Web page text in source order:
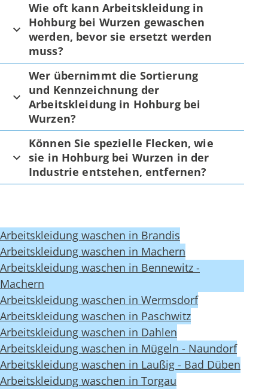
Wie oft kann Arbeitskleidung in
Hohburg bei Wurzen gewaschen
werden, bevor sie ersetzt werden
muss?
Wer übernimmt die Sortierung
und Kennzeichnung der
Arbeitskleidung in Hohburg bei
Wurzen?
Können Sie spezielle Flecken, wie
sie in Hohburg bei Wurzen in der
Industrie entstehen, entfernen?
Arbeitskleidung waschen in Brandis
Arbeitskleidung waschen in Machern
Arbeitskleidung waschen in Bennewitz -
Machern
Arbeitskleidung waschen in Wermsdorf
Arbeitskleidung waschen in Paschwitz
Arbeitskleidung waschen in Dahlen
Arbeitskleidung waschen in Mügeln - Naundorf
Arbeitskleidung waschen in Laußig - Bad Düben
Arbeitskleidung waschen in Torgau